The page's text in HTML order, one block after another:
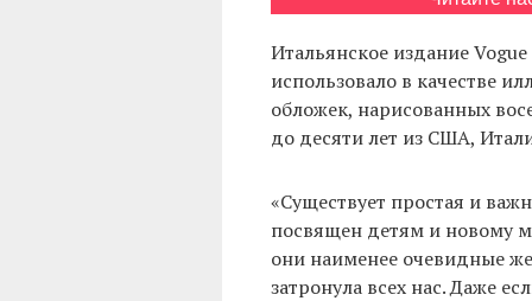
Итальянское издание
использовало в качестве
обложек, нарисованных
до десяти лет из США,
«Существует простая и
посвящен детям и новому
они наименее очевидные
затронула всех нас. Даже